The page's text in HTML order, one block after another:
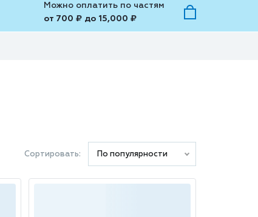
Можно оплатить по частям
от 700 ₽ до 15,000 ₽
Сортировать: По популярности